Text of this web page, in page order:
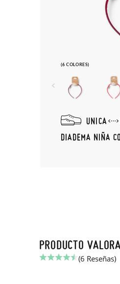
(6 COLORES)
UNICA
DIADEMA NIÑA
PRODUCTO
(6 Reseñas)